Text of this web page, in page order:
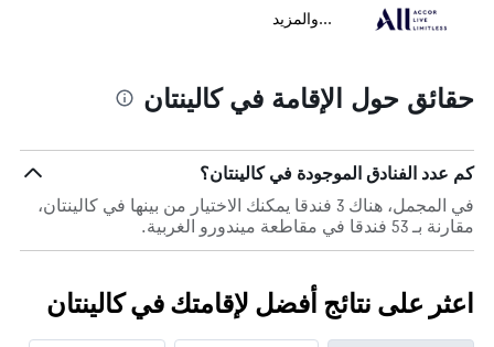
...والمزيد
حقائق حول الإقامة في كالينتان
كم عدد الفنادق الموجودة في كالينتان؟
في المجمل، هناك 3 فندقا يمكنك الاختيار من بينها في كالينتان،
مقارنة بـ 53 فندقا في مقاطعة ميندورو الغربية.
اعثر على نتائج أفضل لإقامتك في كالينتان